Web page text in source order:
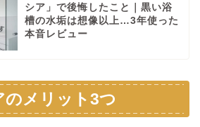
シア」で後悔したこと｜黒い浴
槽の水垢は想像以上…3年使った
本音レビュー
のメリット3つ